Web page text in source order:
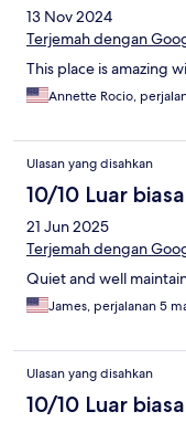
13 Nov 2024
Terjemah dengan
This place is amazing
Annette Rocio,
Ulasan yang disahkan
10/10 Luar biasa
21 Jun 2025
Terjemah dengan
Quiet and well
James, perjalanan 5
Ulasan yang disahkan
10/10 Luar biasa